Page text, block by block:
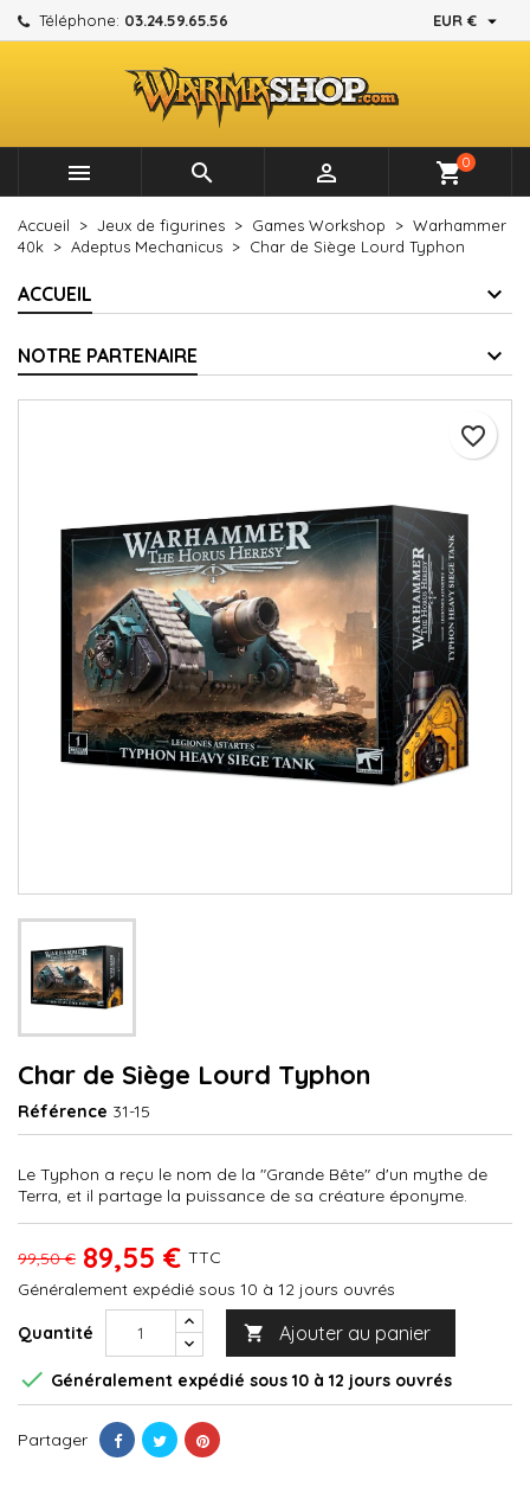
Téléphone: 03.24.59.65.56 EUR € 
   shopping_cart0
Accueil Jeux de figurines Games Workshop
Warhammer
40k
Adeptus Mechanicus Char de Siège Lourd Typhon
ACCUEIL
NOTRE PARTENAIRE
Char de Siège Lourd Typhon
Référence 31-15
Le Typhon a reçu le nom de la "Grande Bête" d'un mythe de
Terra, et il partage la puissance de sa créature éponyme.
99,50 € 89,55 € TTC
Généralement expédié sous 10 à 12 jours ouvrés
Quantité  Ajouter au panier
favorite_border
 Généralement expédié sous 10 à 12 jours ouvrés
Partager
Mes listes d'envies ×
Créer une nouvelle liste
Créer une liste d'envies ×
Nom de la liste d'envies
Annuler Créer une liste d'envies
Connexion ×
Vous devez être connecté pour ajouter des produits à
votre liste d'envies.